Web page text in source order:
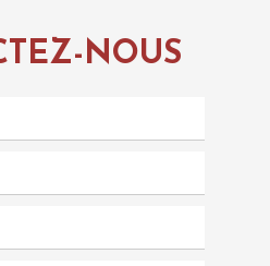
NOUS